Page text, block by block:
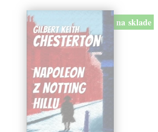
na sklade